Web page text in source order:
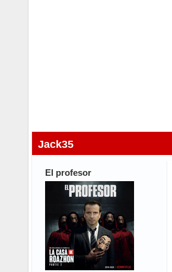
Jack35
El profesor